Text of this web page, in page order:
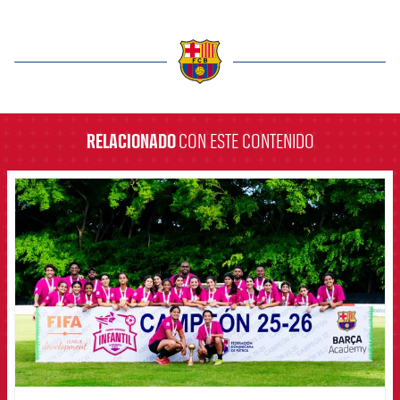
RELACIONADOCON ESTE CONTENIDO
FCB Barcelona badge